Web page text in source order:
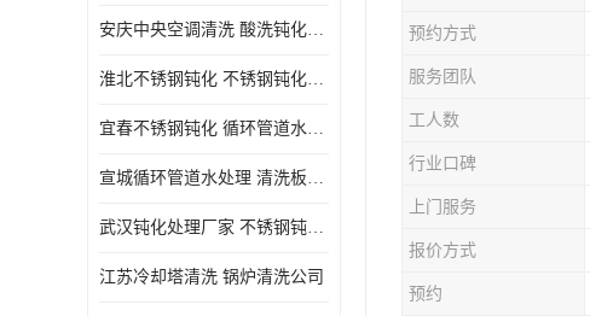
安庆中央空调清洗 酸洗钝化公司
淮北不锈钢钝化 不锈钢钝化公司
宜春不锈钢钝化 循环管道水处理公司
宣城循环管道水处理 清洗板式换热器公司
武汉钝化处理厂家 不锈钢钝化公司
江苏冷却塔清洗 锅炉清洗公司
预约方式
服务团队
工人数
行业口碑
上门服务
报价方式
预约